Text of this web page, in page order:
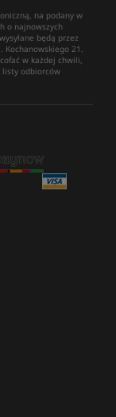
na podany w
o najnowszych
będą przez
Kochanowskiego 21.
w każdej chwili,
listy odbiorców